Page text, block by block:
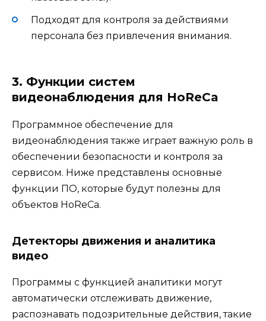
Подходят для контроля за действиями
персонала без привлечения внимания.
3. Функции систем
видеонаблюдения для HoReCa
Программное обеспечение для
видеонаблюдения также играет важную роль в
обеспечении безопасности и контроля за
сервисом. Ниже представлены основные
функции ПО, которые будут полезны для
объектов HoReCa.
Детекторы движения и аналитика
видео
Программы с функцией аналитики могут
автоматически отслеживать движение,
распознавать подозрительные действия, такие